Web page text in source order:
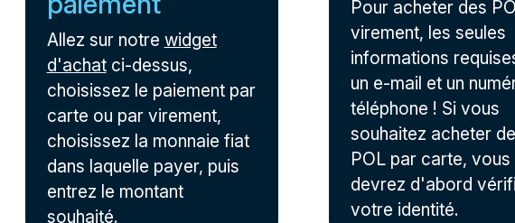
Allez sur notre widget
d'achatci-dessus,
choisissez le paiement par
carte ou par virement,
choisissez la monnaie fiat
dans laquelle payer, puis
entrez le montant
souhaité.
Pour acheter des
virement, les seules
informations
un e-mail et un
téléphone ! Si vous
souhaitez acheter
POL par carte, vous
devrez d'abord
votre identité.